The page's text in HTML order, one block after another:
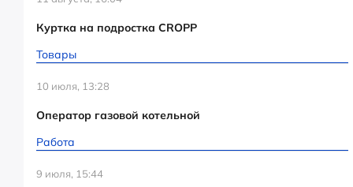
Куртка на подростка CROPP
Товары
10 июля, 13:28
Оператор газовой котельной
Работа
9 июля, 15:44